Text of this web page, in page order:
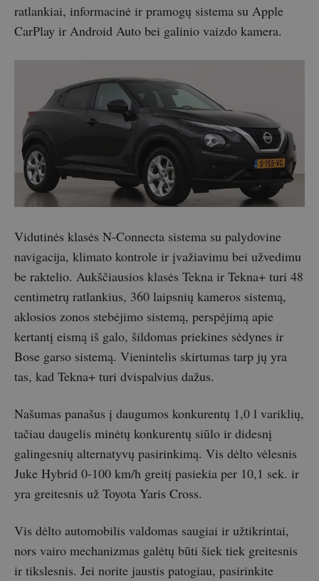
ratlankiai, informacinė ir pramogų sistema su Apple
CarPlay ir Android Auto bei galinio vaizdo kamera.
Vidutinės klasės N-Connecta sistema su palydovine
navigacija, klimato kontrole ir įvažiavimu bei užvedimu
be raktelio. Aukščiausios klasės Tekna ir Tekna+ turi 48
centimetrų ratlankius, 360 laipsnių kameros sistemą,
aklosios zonos stebėjimo sistemą, perspėjimą apie
kertantį eismą iš galo, šildomas priekines sėdynes ir
Bose garso sistemą. Vienintelis skirtumas tarp jų yra
tas, kad Tekna+ turi dvispalvius dažus.
Našumas panašus į daugumos konkurentų 1,0 l variklių,
tačiau daugelis minėtų konkurentų siūlo ir didesnį
galingesnių alternatyvų pasirinkimą. Vis dėlto vėlesnis
Juke Hybrid 0-100 km/h greitį pasiekia per 10,1 sek. ir
yra greitesnis už Toyota Yaris Cross.
Vis dėlto automobilis valdomas saugiai ir užtikrintai,
nors vairo mechanizmas galėtų būti šiek tiek greitesnis
ir tikslesnis. Jei norite jaustis patogiau, pasirinkite